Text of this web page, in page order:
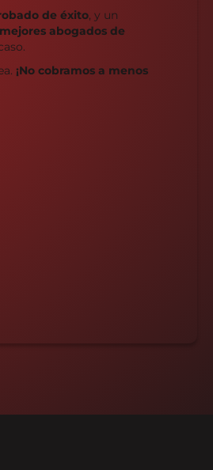
de éxito, y un
mejores abogados de
¡No cobramos a menos